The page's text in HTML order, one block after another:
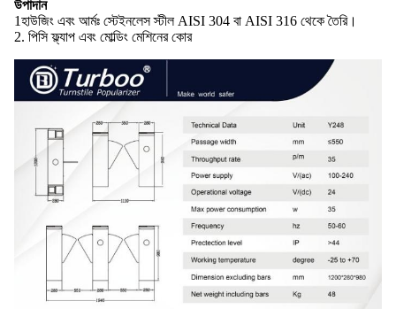
উপাদান
1হাউজিং এবং আর্মঃ স্টেইনলেস স্টীল AISI 304 বা AISI 316 থেকে তৈরি।
2. পিসি ফ্ল্যাপ এবং মোল্ডিং মেশিনের কোর